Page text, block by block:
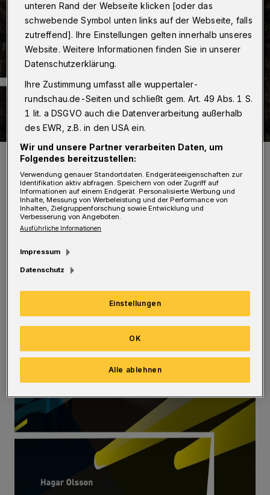
Zwei von vier Arco-Neuerscheinung zum Ende des Jahres 2014:
„Im Kanaan-Express“ von Hagar Olsson und „Fearon“ von James
Hanley.
Foto: Arco-Verlag
Von Stefan Seitz
Z
ugleich gibt es den ungewöhnlichen
"Rückreise-Bericht" eines aus der
Tschechoslowakei stammenden US-
Journalisten in seine Geburtsstadt — am
Schluss des Zweiten Weltkrieges.
unteren Rand der Webseite klicken [oder das
schwebende Symbol unten links auf der Webseite, falls
zutreffend]. Ihre Einstellungen gelten innerhalb unseres
Website. Weitere Informationen finden Sie in unserer
Datenschutzerklärung.
Ihre Zustimmung umfasst alle wuppertaler-
rundschau.de-Seiten und schließt gem. Art. 49 Abs. 1 S.
1 lit. a DSGVO auch die Datenverarbeitung außerhalb
des EWR, z.B. in den USA ein.
Wir und unsere Partner verarbeiten Daten, um
Folgendes bereitzustellen:
Verwendung genauer Standortdaten. Endgeräteeigenschaften zur
Identifikation aktiv abfragen. Speichern von oder Zugriff auf
Informationen auf einem Endgerät. Personalisierte Werbung und
Inhalte, Messung von Werbeleistung und der Performance von
Inhalten, Zielgruppenforschung sowie Entwicklung und
Verbesserung von Angeboten.
Ausführliche Informationen
Impressum
Datenschutz
Einstellungen
Alle ablehnen
OK